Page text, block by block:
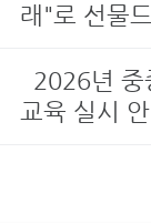
래"로 선물
2026년 중
교육 실시